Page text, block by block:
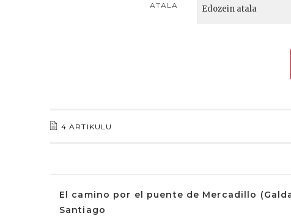
ATALA
4 ARTIKULU
El camino por el puente de Mercadillo
Santiago